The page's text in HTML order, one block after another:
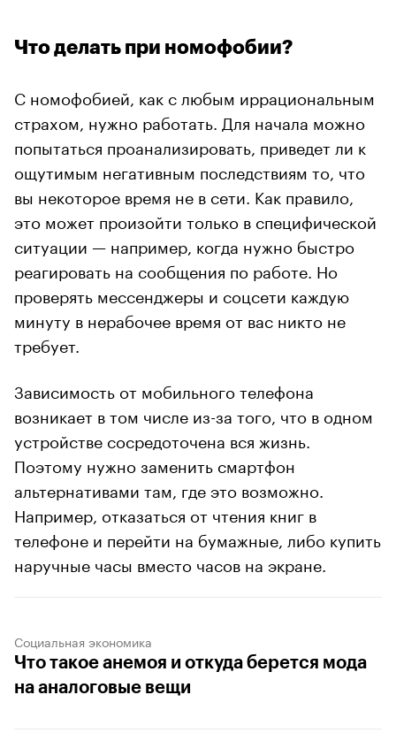
Что делать при номофобии?
С номофобией, как с любым иррациональным
страхом, нужно работать. Для начала можно
попытаться проанализировать, приведет ли к
ощутимым негативным последствиям то, что
вы некоторое время не в сети. Как правило,
это может произойти только в специфической
ситуации — например, когда нужно быстро
реагировать на сообщения по работе. Но
проверять мессенджеры и соцсети каждую
минуту в нерабочее время от вас никто не
требует.
Зависимость от мобильного телефона
возникает в том числе из-за того, что в одном
устройстве сосредоточена вся жизнь.
Поэтому нужно заменить смартфон
альтернативами там, где это возможно.
Например, отказаться от чтения книг в
телефоне и перейти на бумажные, либо купить
наручные часы вместо часов на экране.
Социальная экономика
Что такое анемоя и откуда берется мода
на аналоговые вещи